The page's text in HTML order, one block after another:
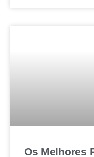
Os Melhores